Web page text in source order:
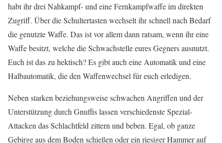
habt ihr drei Nahkampf- und eine Fernkampfwaffe im direkten
Zugriff. Über die Schultertasten wechselt ihr schnell nach Bedarf
die genutzte Waffe. Das ist vor allem dann ratsam, wenn ihr eine
Waffe besitzt, welche die Schwachstelle eures Gegners ausnutzt.
Euch ist das zu hektisch? Es gibt auch eine Automatik und eine
Halbautomatik, die den Waffenwechsel für euch erledigen.
Neben starken beziehungsweise schwachen Angriffen und der
Unterstützung durch Gnuffis lassen verschiedenste Spezial-
Attacken das Schlachtfeld zittern und beben. Egal, ob ganze
Gebirge aus dem Boden schießen oder ein riesiger Hammer auf